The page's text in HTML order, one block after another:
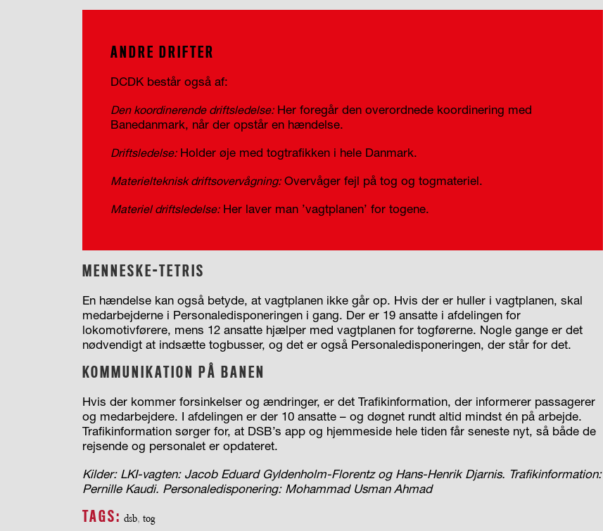
ANDRE DRIFTER
DCDK består også af:
Den koordinerende driftsledelse:Her foregår den overordnede koordinering med
Banedanmark, når der opstår en hændelse.
Driftsledelse:Holder øje med togtrafikken i hele Danmark.
Materielteknisk driftsovervågning:Overvåger fejl på tog og togmateriel.
Materiel driftsledelse:Her laver man ’vagtplanen’ for togene.
MENNESKE-TETRIS
En hændelse kan også betyde, at vagtplanen ikke går op. Hvis der er huller i vagtplanen, skal
medarbejderne i Personaledisponeringen i gang. Der er 19 ansatte i afdelingen for
lokomotivførere, mens 12 ansatte hjælper med vagtplanen for togførerne. Nogle gange er det
nødvendigt at indsætte togbusser, og det er også Personaledisponeringen, der står for det.
KOMMUNIKATION PÅ BANEN
Hvis der kommer forsinkelser og ændringer, er det Trafikinformation, der informerer passagerer
og medarbejdere. I afdelingen er der 10 ansatte – og døgnet rundt altid mindst én på arbejde.
Trafikinformation sørger for, at DSB’s app og hjemmeside hele tiden får seneste nyt, så både de
rejsende og personalet er opdateret.
Kilder: LKI-vagten: Jacob Eduard Gyldenholm-Florentz og Hans-Henrik Djarnis. Trafikinformation:
Pernille Kaudi. Personaledisponering: Mohammad Usman Ahmad
TAGS: dsb,tog